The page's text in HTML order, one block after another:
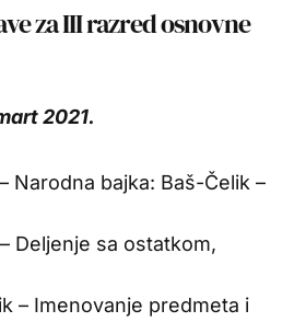
za III razred osnovne
2021.
Narodna bajka: Baš-Čelik –
Deljenje sa ostatkom,
– Imenovanje predmeta i